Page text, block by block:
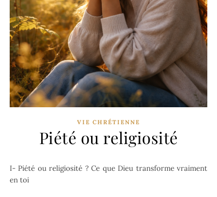
VIE CHRÉTIENNE
Piété ou religiosité
I- Piété ou religiosité ? Ce que Dieu transforme vraiment
en toi